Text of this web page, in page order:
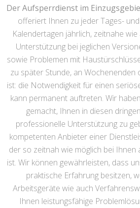
Der Aufsperrdienst im
offeriert Ihnen zu jeder Tages-
Kalendertagen jährlich, zeitnahe
Unterstützung bei jeglichen
sowie Problemen mit
zu später Stunde, an Wochenenden
ist: die Notwendigkeit für einen
kann permanent auftreten. Wir
gemacht, Ihnen in diesen
professionelle Unterstützung zu
kompetenten Anbieter einer
der so zeitnah wie möglich bei Ihnen
ist. Wir können gewährleisten, dass
praktische Erfahrung besitzen,
Arbeitsgeräte wie auch
Ihnen leistungsfähige